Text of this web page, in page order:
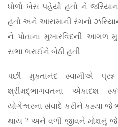
ધોળો ખેસ પહેર્યો હતો ને
હતો અને આસમાની રંગનો
ને પોતાના મુખારવિંદની આગળ
સભા ભરાઈને બેઠી હતી.
પછી મુક્તાનંદ સ્વામીએ
શ્રીમદ્‌ભાગવતના એકાદશ
યોગેશ્વરના સંવાદે કરીને કહ્યા
થાય ? અને વળી જીવને મોક્ષનું જે